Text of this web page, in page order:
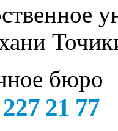
бюро
227 21 77